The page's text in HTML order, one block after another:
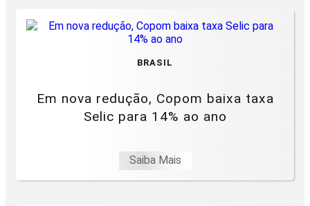
BRASIL
Em nova redução, Copom baixa taxa
Selic para 14% ao ano
Saiba Mais